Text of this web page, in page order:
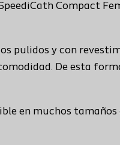
Compact
pulidos y con
De esta
en muchos